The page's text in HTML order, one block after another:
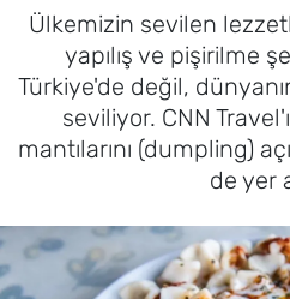
Ülkemizin sevilen
yapılış ve pişirilme
Türkiye'de değil,
seviliyor. CNN
mantılarını (dumpling)
de yer